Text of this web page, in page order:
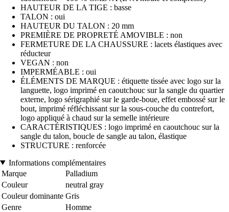
HAUTEUR DE LA TIGE : basse
TALON : oui
HAUTEUR DU TALON : 20 mm
PREMIÈRE DE PROPRETÉ AMOVIBLE : non
FERMETURE DE LA CHAUSSURE : lacets élastiques avec
réducteur
VEGAN : non
IMPERMÉABLE : oui
ÉLÉMENTS DE MARQUE : étiquette tissée avec logo sur la
languette, logo imprimé en caoutchouc sur la sangle du quartier
externe, logo sérigraphié sur le garde-boue, effet embossé sur le
bout, imprimé réfléchissant sur la sous-couche du contrefort,
logo appliqué à chaud sur la semelle intérieure
CARACTÉRISTIQUES : logo imprimé en caoutchouc sur la
sangle du talon, boucle de sangle au talon, élastique
STRUCTURE : renforcée
Informations complémentaires
Marque
Palladium
Couleur
neutral gray
Couleur dominante Gris
Genre
Homme